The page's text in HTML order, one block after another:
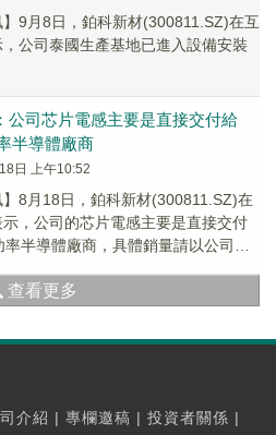
】9月8日，鉑科新材(300811.SZ)在互
公司泰國生產基地已進入設備安裝
公司芯片電感主要是直接交付給
半導體廠商
日 上午10:52
】8月18日，鉑科新材(300811.SZ)在
，公司的芯片電感主要是直接交付
半導體廠商，具體銷量請以公司的
查看更多
介紹 | 專欄邀稿 | 投資者關係 |